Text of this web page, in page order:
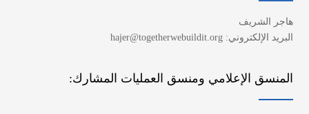
هاجر الشريف
البريد الإلكتروني: hajer@togetherwebuildit.org
المنسق الإعلامي ومنسق العمليات المشارك: